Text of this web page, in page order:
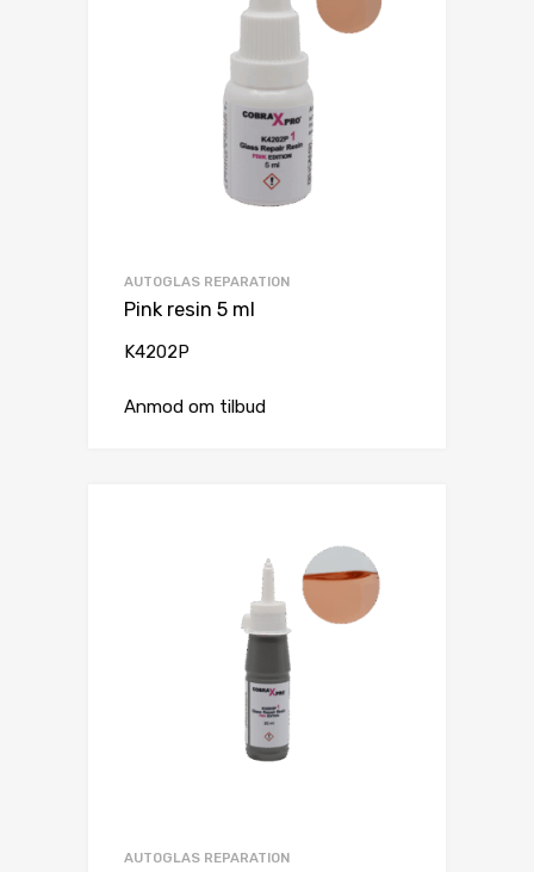
AUTOGLAS REPARATION
Pink resin 5 ml
K4202P
Anmod om tilbud
AUTOGLAS REPARATION